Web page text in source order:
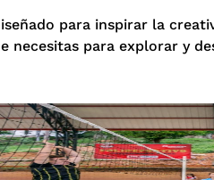
para inspirar la
necesitas para explorar y